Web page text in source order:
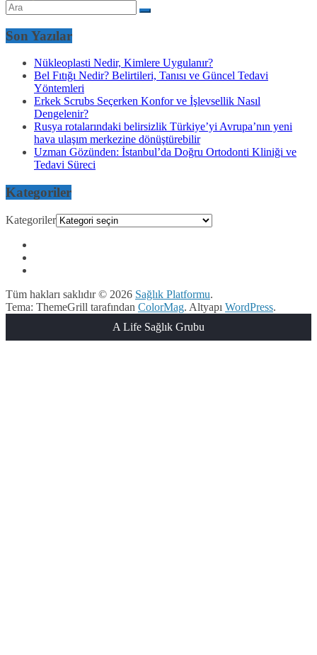
Son Yazılar
Nükleoplasti Nedir, Kimlere Uygulanır?
Bel Fıtığı Nedir? Belirtileri, Tanısı ve Güncel Tedavi
Yöntemleri
Erkek Scrubs Seçerken Konfor ve İşlevsellik Nasıl
Dengelenir?
Rusya rotalarındaki belirsizlik Türkiye’yi Avrupa’nın yeni
hava ulaşım merkezine dönüştürebilir
Uzman Gözünden: İstanbul’da Doğru Ortodonti Kliniği ve
Tedavi Süreci
Kategoriler
Kategoriler
Tüm hakları saklıdır © 2026 Sağlık Platformu.
Tema: ThemeGrill tarafından ColorMag. Altyapı WordPress.
A Life Sağlık Grubu